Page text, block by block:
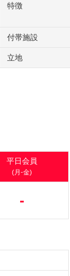
特徴
付帯施設
立地
平日会員
(月-金)
-